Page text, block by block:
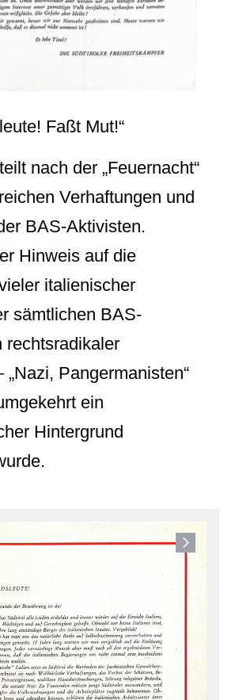
Faßt Mut!“
nach der „Feuernacht“
Verhaftungen und
BAS-Aktivisten.
Hinweis auf die
italienischer
sämtlichen BAS-
rechtsradikaler
„Nazi, Pangermanisten“
ein
Hintergrund